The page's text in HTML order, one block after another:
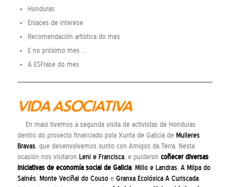
Honduras
Enlaces de interese
Recomendación artística do mes
E no próximo mes …
A ESFrase do mes
VIDA ASOCIATIVA
En maio tivemos a segunda visita de activistas de Honduras
dentro do proxecto financiado pola Xunta de Galicia de Mulleres
Bravas, que desenvolvemos xunto con Amigos da Terra. Nesta
ocasión nos visitaron Leni e Francisca, e puideron coñecer diversas
iniciativas de economía social de Galicia: Millo e Landras, A Milpa do
Salnés, Monte Veciñal do Cousoe Granxa Ecolóxica A Curiscada.